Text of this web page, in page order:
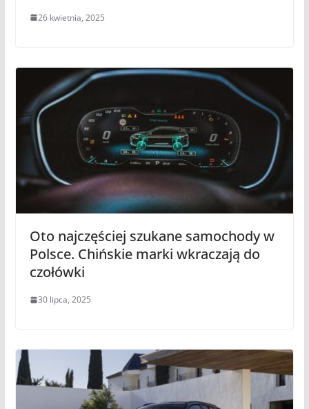
26 kwietnia, 2025
Oto najczęściej szukane samochody w
Polsce. Chińskie marki wkraczają do
czołówki
30 lipca, 2025